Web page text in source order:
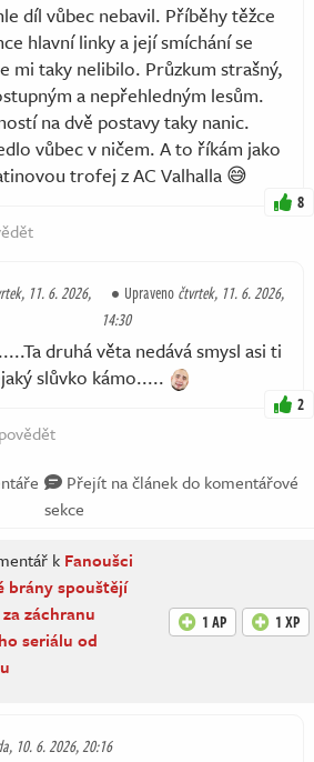
díl vůbec nebavil. Příběhy těžce
hlavní linky a její smíchání se
mi taky nelibilo. Průzkum strašný,
a nepřehledným lesům.
na dvě postavy taky nanic.
vůbec v ničem. A to říkám jako
trofej z AC Valhalla 😅
8
11. 6. 2026,
Upravenočtvrtek, 11. 6. 2026,
14:30
druhá věta nedává smysl asi ti
slůvko kámo.....
2
Přejít na článek do komentářové
sekce
k Fanoušci
brány spouštějí
záchranu
seriálu od
1 AP 1 XP
10. 6. 2026, 20:16